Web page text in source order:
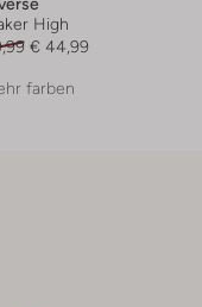
High
€ 44,99
farben